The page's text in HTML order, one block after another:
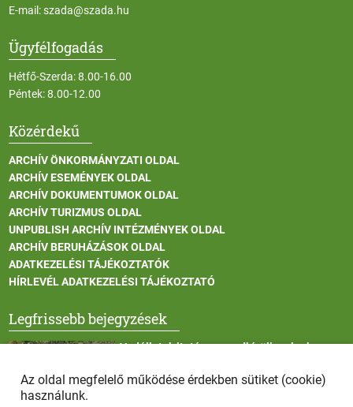
E-mail:szada@szada.hu
Ügyfélfogadás
Hétfő-Szerda: 8.00-16.00
Péntek: 8.00-12.00
Közérdekű
ARCHÍV ÖNKORMÁNYZATI OLDAL
ARCHÍV ESEMÉNYEK OLDAL
ARCHÍV DOKUMENTUMOK OLDAL
ARCHÍV TURIZMUS OLDAL
UNPUBLISH ARCHÍV INTÉZMÉNYEK OLDAL
ARCHÍV BERUHÁZÁSOK OLDAL
ADATKEZELÉSI TÁJÉKOZTATÓK
HÍRLEVÉL ADATKEZELÉSI TÁJÉKOZTATÓ
Legfrissebb bejegyzések
Vadállatok itatása a rendkívüli melegben
Az oldal megfelelő működése érdekben sütiket (cookie)
használunk.